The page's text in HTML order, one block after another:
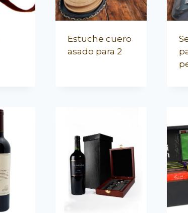
Estuche cuero
asado para 2